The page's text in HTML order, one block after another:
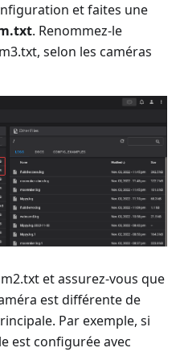
et faites une
. Renommez-le
selon les caméras
et assurez-vous que
est différente de
Par exemple, si
est configurée avec